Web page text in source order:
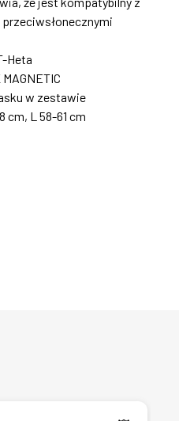
Heta
w zestawie
cm, L 58-61 cm